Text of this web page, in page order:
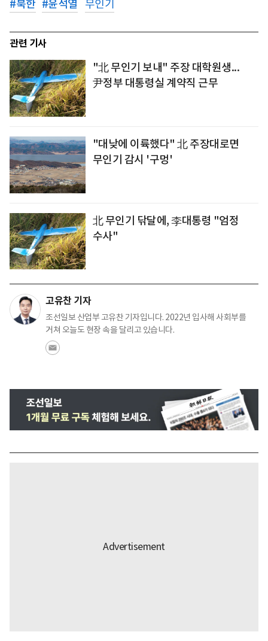
#북한 #윤석열 무인기
관련 기사
"北 무인기 보내" 주장 대학원생...
尹정부 대통령실 계약직 근무
"대낮에 이륙했다" 北 주장대로면
무인기 감시 '구멍'
北 무인기 닦달에, 李대통령 "엄정
수사"
고유찬 기자
조선일보 산업부 고유찬 기자입니다. 2022년 입사해 사회부를
거쳐 오늘도 현장 속을 달리고 있습니다.